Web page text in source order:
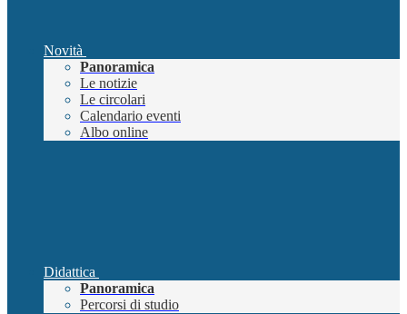
Novità
Panoramica
Le notizie
Le circolari
Calendario eventi
Albo online
Didattica
Panoramica
Percorsi di studio